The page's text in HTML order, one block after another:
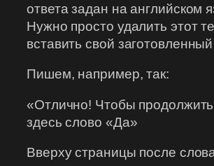
ответа задан на английском
Нужно просто удалить этот
вставить свой заготовленный
Пишем, например, так:
«Отлично! Чтобы
здесь слово «Да»
Вверху страницы после